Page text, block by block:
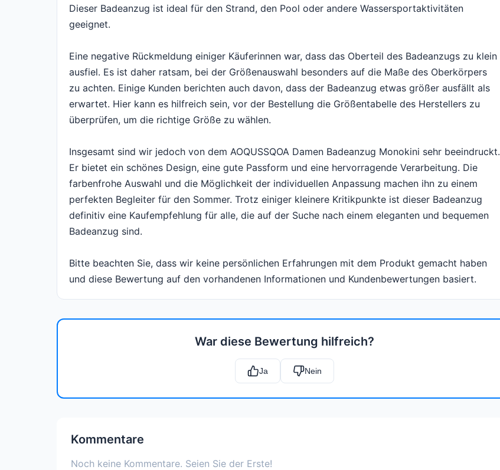
Dieser Badeanzug ist ideal für den Strand, den Pool oder andere Wassersportaktivitäten
geeignet.
Eine negative Rückmeldung einiger Käuferinnen war, dass das Oberteil des Badeanzugs zu klein
ausfiel. Es ist daher ratsam, bei der Größenauswahl besonders auf die Maße des Oberkörpers
zu achten. Einige Kunden berichten auch davon, dass der Badeanzug etwas größer ausfällt als
erwartet. Hier kann es hilfreich sein, vor der Bestellung die Größentabelle des Herstellers zu
überprüfen, um die richtige Größe zu wählen.
Insgesamt sind wir jedoch von dem AOQUSSQOA Damen Badeanzug Monokini sehr beeindruckt.
Er bietet ein schönes Design, eine gute Passform und eine hervorragende Verarbeitung. Die
farbenfrohe Auswahl und die Möglichkeit der individuellen Anpassung machen ihn zu einem
perfekten Begleiter für den Sommer. Trotz einiger kleinere Kritikpunkte ist dieser Badeanzug
definitiv eine Kaufempfehlung für alle, die auf der Suche nach einem eleganten und bequemen
Badeanzug sind.
Bitte beachten Sie, dass wir keine persönlichen Erfahrungen mit dem Produkt gemacht haben
und diese Bewertung auf den vorhandenen Informationen und Kundenbewertungen basiert.
War diese Bewertung hilfreich?
Ja Nein
Kommentare
Noch keine Kommentare. Seien Sie der Erste!